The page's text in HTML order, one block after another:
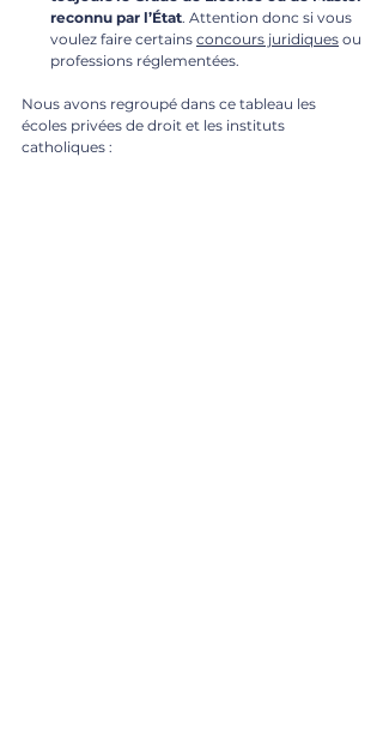
reconnu par l’État. Attention donc si vous
voulez faire certains concours juridiques ou
professions réglementées.
Nous avons regroupé dans ce tableau les
écoles privées de droit et les instituts
catholiques :